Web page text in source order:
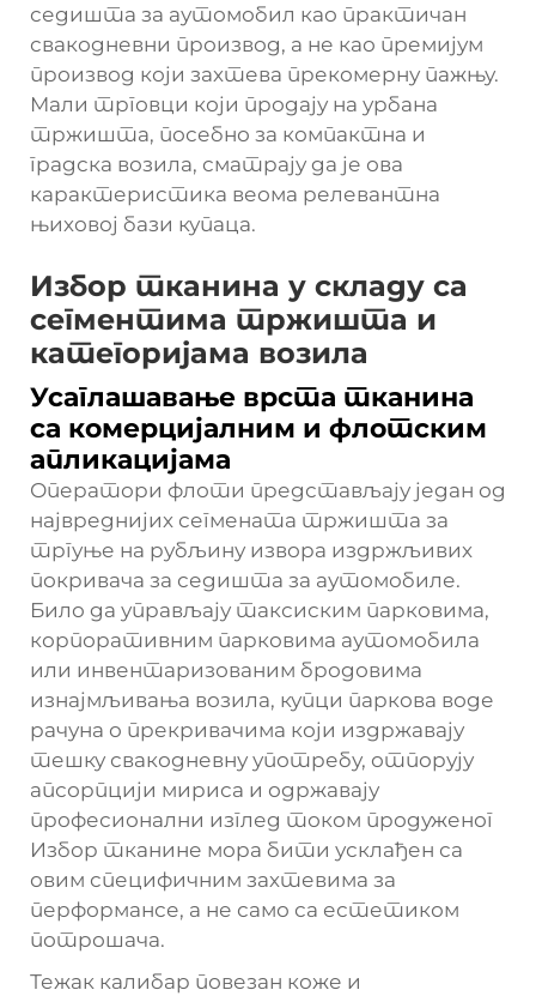
седишта за аутомобил као практичан
свакодневни производ, а не као премијум
производ који захтева прекомерну пажњу.
Мали трговци који продају на урбана
тржишта, посебно за компактна и
градска возила, сматрају да је ова
карактеристика веома релевантна
њиховој бази купаца.
Избор тканина у складу са
сегментима тржишта и
категоријама возила
Усаглашавање врста тканина
са комерцијалним и флотским
апликацијама
Оператори флоти представљају један од
највреднијих сегмената тржишта за
тргуње на рубљину извора издржљивих
покривача за седишта за аутомобиле.
Било да управљају таксиским парковима,
корпоративним парковима аутомобила
или инвентаризованим бродовима
изнајмљивања возила, купци паркова воде
рачуна о прекривачима који издржавају
тешку свакодневну употребу, отпорују
апсорпцији мириса и одржавају
професионални изглед током продуженог
Избор тканине мора бити усклађен са
овим специфичним захтевима за
перформансе, а не само са естетиком
потрошача.
Тежак калибар повезан коже и